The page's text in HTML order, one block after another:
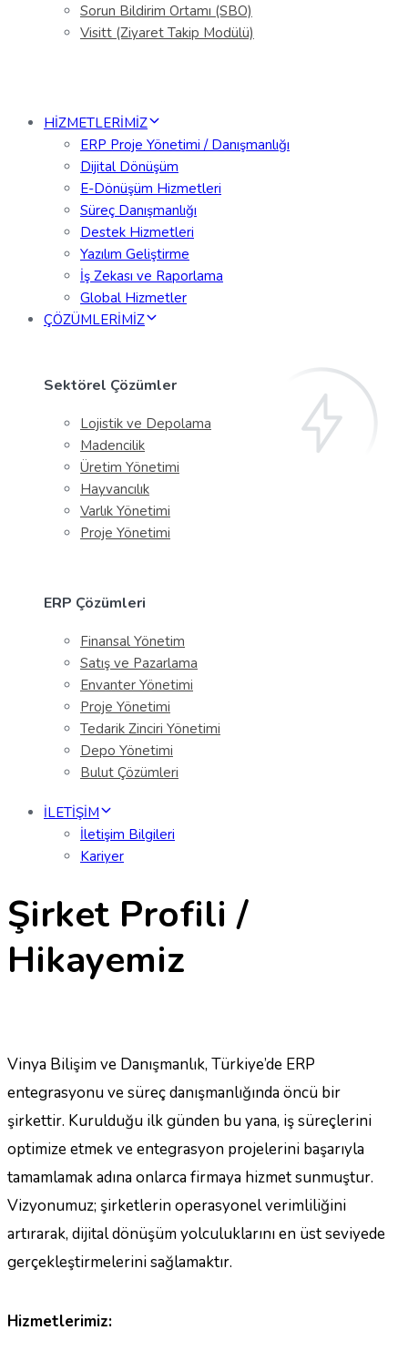
Sorun Bildirim Ortamı (SBO)
Visitt (Ziyaret Takip Modülü)
HİZMETLERİMİZ
ERP Proje Yönetimi / Danışmanlığı
Dijital Dönüşüm
E-Dönüşüm Hizmetleri
Süreç Danışmanlığı
Destek Hizmetleri
Yazılım Geliştirme
İş Zekası ve Raporlama
Global Hizmetler
ÇÖZÜMLERİMİZ
Sektörel Çözümler
Lojistik ve Depolama
Madencilik
Üretim Yönetimi
Hayvancılık
Varlık Yönetimi
Proje Yönetimi
ERP Çözümleri
Finansal Yönetim
Satış ve Pazarlama
Envanter Yönetimi
Proje Yönetimi
Tedarik Zinciri Yönetimi
Depo Yönetimi
Bulut Çözümleri
İLETİŞİM
İletişim Bilgileri
Kariyer
Şirket Profili /
Hikayemiz
Vinya Bilişim ve Danışmanlık, Türkiye’de ERP
entegrasyonu ve süreç danışmanlığında öncü bir
şirkettir. Kurulduğu ilk günden bu yana, iş süreçlerini
optimize etmek ve entegrasyon projelerini başarıyla
tamamlamak adına onlarca firmaya hizmet sunmuştur.
Vizyonumuz; şirketlerin operasyonel verimliliğini
artırarak, dijital dönüşüm yolculuklarını en üst seviyede
gerçekleştirmelerini sağlamaktır.
Hizmetlerimiz: